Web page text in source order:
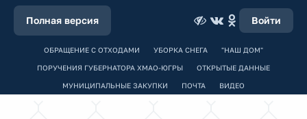
Полная версия Войти
ОБРАЩЕНИЕ С ОТХОДАМИ УБОРКА СНЕГА "НАШ ДОМ"
ПОРУЧЕНИЯ ГУБЕРНАТОРА ХМАО-ЮГРЫ ОТКРЫТЫЕ ДАННЫЕ
МУНИЦИПАЛЬНЫЕ ЗАКУПКИ ПОЧТА ВИДЕО